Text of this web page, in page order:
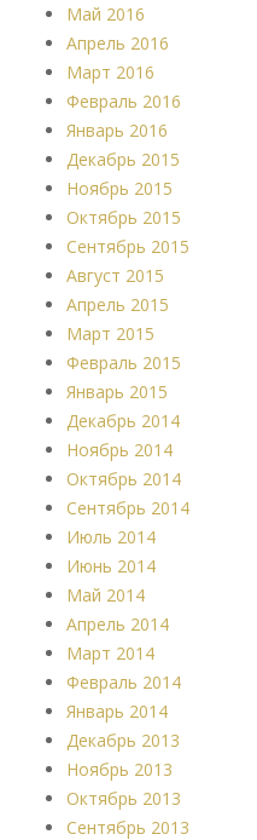
Май 2016
Апрель 2016
Март 2016
Февраль 2016
Январь 2016
Декабрь 2015
Ноябрь 2015
Октябрь 2015
Сентябрь 2015
Август 2015
Апрель 2015
Март 2015
Февраль 2015
Январь 2015
Декабрь 2014
Ноябрь 2014
Октябрь 2014
Сентябрь 2014
Июль 2014
Июнь 2014
Май 2014
Апрель 2014
Март 2014
Февраль 2014
Январь 2014
Декабрь 2013
Ноябрь 2013
Октябрь 2013
Сентябрь 2013